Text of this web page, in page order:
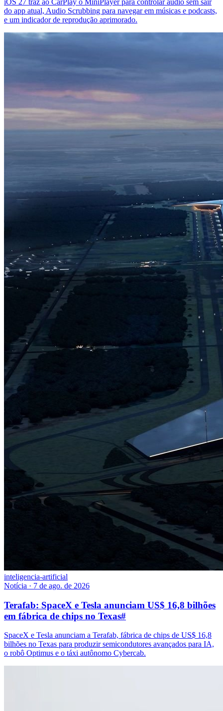
iOS 27 traz ao CarPlay o MiniPlayer para controlar áudio sem sair
do app atual, Audio Scrubbing para navegar em músicas e podcasts,
e um indicador de reprodução aprimorado.
inteligencia-artificial
Notícia · 7 de ago. de 2026
Terafab: SpaceX e Tesla anunciam US$ 16,8 bilhões
em fábrica de chips no Texas#
SpaceX e Tesla anunciam a Terafab, fábrica de chips de US$ 16,8
bilhões no Texas para produzir semicondutores avançados para IA,
o robô Optimus e o táxi autônomo Cybercab.